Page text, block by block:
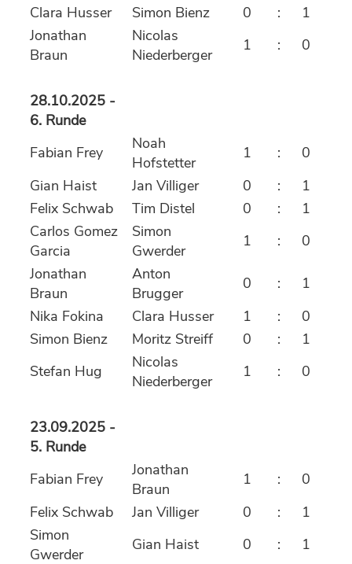
Clara Husser
Simon Bienz 0 :
1
Jonathan
Braun
Nicolas
Niederberger
1 : 0
28.10.2025 -
6. Runde
Fabian Frey
Noah
Hofstetter
1 :
0
Gian Haist
Jan Villiger 0 :
1
Felix Schwab
Tim Distel 0 :
1
Carlos Gomez
Garcia
Simon
Gwerder
1 :
0
Jonathan
Braun
Anton
Brugger
0 :
1
Nika Fokina
Clara Husser 1 :
0
Simon Bienz
Moritz Streiff 0 :
1
Stefan Hug
Nicolas
Niederberger
1 : 0
23.09.2025 -
5. Runde
Fabian Frey
Jonathan
Braun
1 :
0
Felix Schwab
Jan Villiger 0 :
1
Simon
Gwerder
Gian Haist 0 : 1